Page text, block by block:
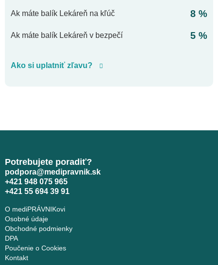
Ak máte balík Lekáreň na kľúč 8 %
Ak máte balík Lekáreň v bezpečí 5 %
Ako si uplatniť zľavu?
Potrebujete poradiť?
podpora@medipravnik.sk
+421 948 075 965
+421 55 694 39 91
O mediPRÁVNIKovi
Osobné údaje
Obchodné podmienky
DPA
Poučenie o Cookies
Kontakt